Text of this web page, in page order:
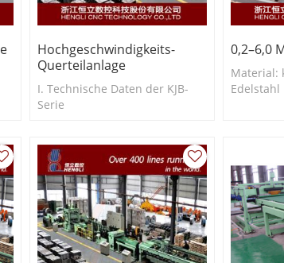
Hochgeschwindigkeits-
Querteilanlage
I. Technische Daten der KJB-
Serie
0,2–6,0
Material:
Edelstahl